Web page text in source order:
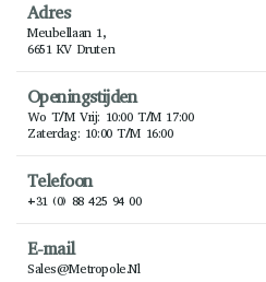
Adres
Meubellaan 1,
6651 KV Druten
Openingstijden
Wo T/m Vrij: 10:00 T/m 17:00
Zaterdag: 10:00 T/m 16:00
Telefoon
+31 (0) 88 425 94 00
E-mail
Sales@metropole.nl